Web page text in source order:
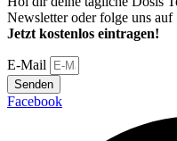
Newsletter oder folge uns auf
Jetzt kostenlos eintragen!
E-Mail
Senden
Facebook